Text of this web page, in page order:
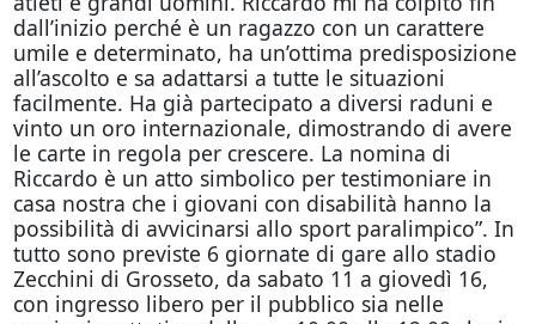
dall’inizio perché è un ragazzo con un carattere
umile e determinato, ha un’ottima predisposizione
all’ascolto e sa adattarsi a tutte le situazioni
facilmente. Ha già partecipato a diversi raduni e
vinto un oro internazionale, dimostrando di avere
le carte in regola per crescere. La nomina di
Riccardo è un atto simbolico per testimoniare in
casa nostra che i giovani con disabilità hanno la
possibilità di avvicinarsi allo sport paralimpico”. In
tutto sono previste 6 giornate di gare allo stadio
Zecchini di Grosseto, da sabato 11 a giovedì 16,
con ingresso libero per il pubblico sia nelle